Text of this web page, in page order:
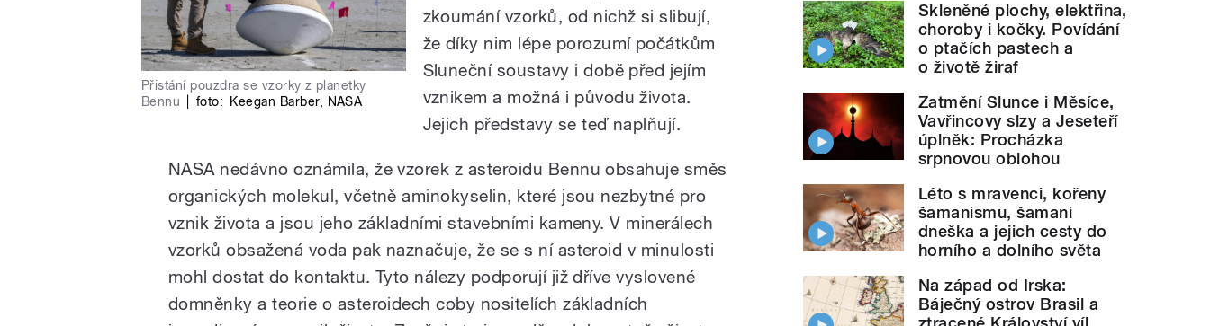
Přistání pouzdra se vzorky z planetky
Bennu
foto: Keegan Barber, NASA
zkoumání vzorků, od nichž si slibují,
že díky nim lépe porozumí počátkům
Sluneční soustavy i době před jejím
vznikem a možná i původu života.
Jejich představy se teď naplňují.
NASA nedávno oznámila, že vzorek z asteroidu Bennu obsahuje směs
organických molekul, včetně aminokyselin, které jsou nezbytné pro
vznik života a jsou jeho základními stavebními kameny. V minerálech
vzorků obsažená voda pak naznačuje, že se s ní asteroid v minulosti
mohl dostat do kontaktu. Tyto nálezy podporují již dříve vyslovené
domněnky a teorie o asteroidech coby nositelích základních
Skleněné plochy, elektřina,
choroby i kočky. Povídání
o ptačích pastech a
o životě žiraf
Zatmění Slunce i Měsíce,
Vavřincovy slzy a Jeseteří
úplněk: Procházka
srpnovou oblohou
Léto s mravenci, kořeny
šamanismu, šamani
dneška a jejich cesty do
horního a dolního světa
Na západ od Irska:
Báječný ostrov Brasil a